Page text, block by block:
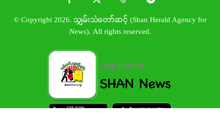
© Copyright 2026. သျှမ်းသံတော်ဆင့် (Shan Herald Agency for
News). All rights reserved.